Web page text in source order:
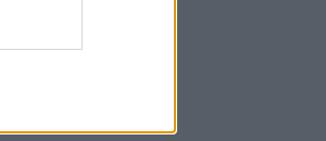
δέντρα και ξεράθηκαν